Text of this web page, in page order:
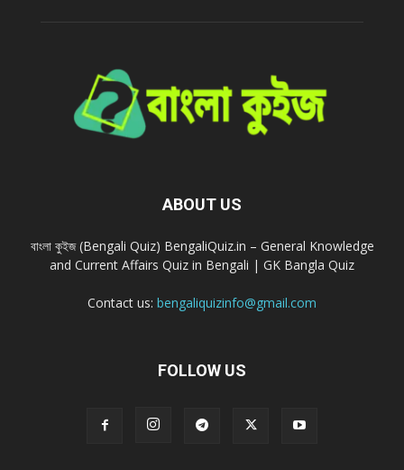
ABOUT US
বাংলা কুইজ (Bengali Quiz) BengaliQuiz.in – General Knowledge
and Current Affairs Quiz in Bengali | GK Bangla Quiz
Contact us: bengaliquizinfo@gmail.com
FOLLOW US